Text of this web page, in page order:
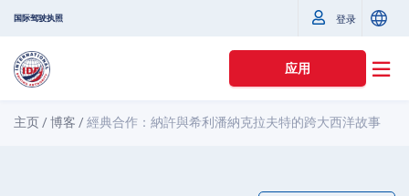
国际驾驶执照 登录
应用
主页 /博客 /經典合作：納許與希利潘納克拉夫特的跨大西洋故事